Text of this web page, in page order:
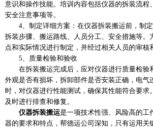
意识和操作技能。培训内容包括仪器的拆装流程
安全注意事项等。
4、制定详细方案：在仪器拆装搬运前，制
拆装步骤、搬运路线、人员分工、安全措施等。
点和实际情况进行制定，并经过相关人员的审核
5、质量检验和验收
在拆装搬运完成后，应对仪器进行质量检验
外观是否有损坏，拆卸部件是否安装正确，电气
时，对仪器进行性能测试，确保其性能符合要求
及时进行排查和修复。
仪器拆装搬运是一项技术性强、风险高的工
器的要求和特点，帮德运公司深知，只有运用关